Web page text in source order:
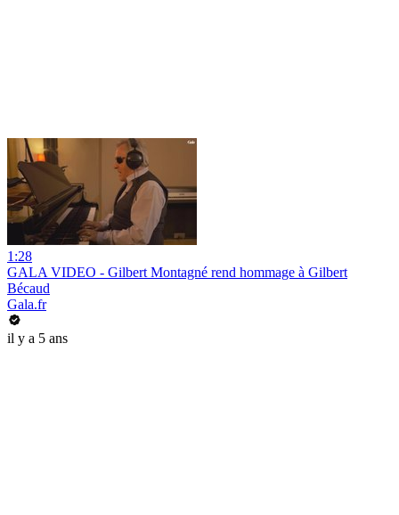
1:28
GALA VIDEO - Gilbert Montagné rend hommage à Gilbert
Bécaud
Gala.fr
il y a 5 ans